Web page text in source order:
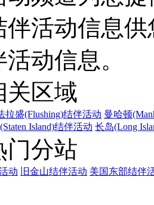
伴活动信息
动信息。
关区域
拉盛(Flushing)结伴活动 曼哈顿
Island)结伴活动 长岛(Long
门分站
动 旧金山结伴活动 美国东部结伴